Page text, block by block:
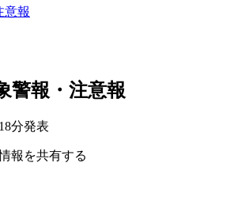
意報
警報・注意報
分発表
報を共有する